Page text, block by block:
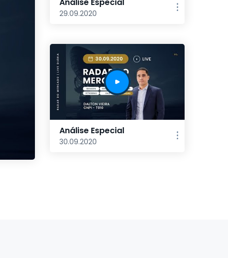
29.09.2020
Análise Especial
30.09.2020